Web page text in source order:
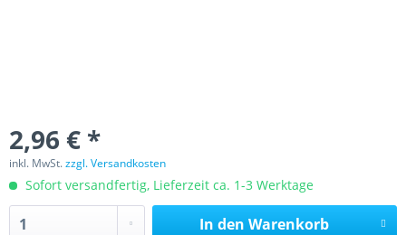
2,96 € *
inkl. MwSt.zzgl. Versandkosten
Sofort versandfertig, Lieferzeit ca. 1-3 Werktage
In den Warenkorb